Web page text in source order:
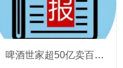
啤酒世家超50亿卖百威集团股份，宗庆后之子任新公司董事长，FIVE GUYS明年重点加密北京，三只松鼠华南总部入驻佛山，达能完成阿根廷合资